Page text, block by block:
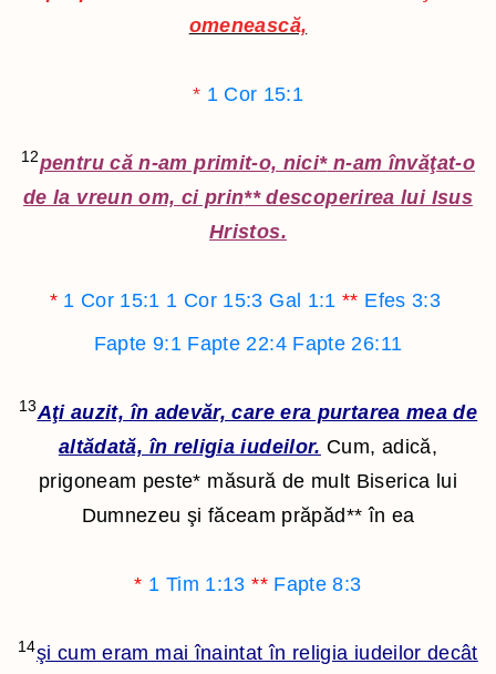
omenească,
* 1 Cor 15:1
12pentru că n-am primit-o, nici*n-am învăţat-o
de la vreun om, ci prin**descoperirea lui Isus
Hristos.
* 1 Cor 15:1 1 Cor 15:3 Gal 1:1 ** Efes 3:3
Fapte 9:1 Fapte 22:4 Fapte 26:11
13Aţi auzit, în adevăr, care era purtarea mea de
altădată, în religia iudeilor. Cum, adică,
prigoneam peste* măsură de mult Biserica lui
Dumnezeu şi făceam prăpăd** în ea
* 1 Tim 1:13 ** Fapte 8:3
14şi cum eram mai înaintat în religia iudeilor decât